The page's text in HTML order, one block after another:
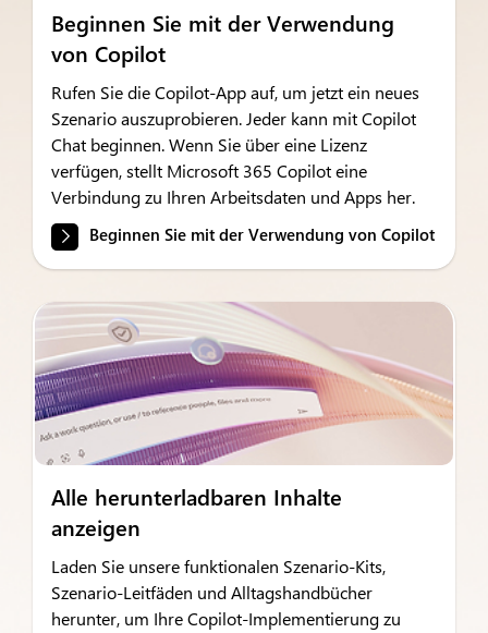
Beginnen Sie mit der Verwendung
von Copilot
Rufen Sie die Copilot-App auf, um jetzt ein neues
Szenario auszuprobieren. Jeder kann mit Copilot
Chat beginnen. Wenn Sie über eine Lizenz
verfügen, stellt Microsoft 365 Copilot eine
Verbindung zu Ihren Arbeitsdaten und Apps her.
Beginnen Sie mit der Verwendung von Copilot
Alle herunterladbaren Inhalte
anzeigen
Laden Sie unsere funktionalen Szenario-Kits,
Szenario-Leitfäden und Alltagshandbücher
herunter, um Ihre Copilot-Implementierung zu